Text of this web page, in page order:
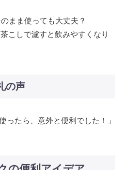
まま使っても大丈夫？
こしで濾すと飲みやすくなり
の声
ったら、意外と便利でした！」